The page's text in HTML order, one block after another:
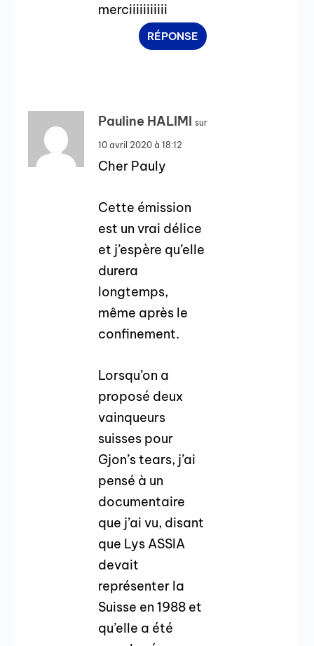
merciiiiiiiiiii
RÉPONSE
Pauline HALIMI sur
10 avril 2020 à 18:12
Cher Pauly
Cette émission
est un vrai délice
et j’espère qu’elle
durera
longtemps,
même après le
confinement.
Lorsqu’on a
proposé deux
vainqueurs
suisses pour
Gjon’s tears, j’ai
pensé à un
documentaire
que j’ai vu, disant
que Lys ASSIA
devait
représenter la
Suisse en 1988 et
qu’elle a été